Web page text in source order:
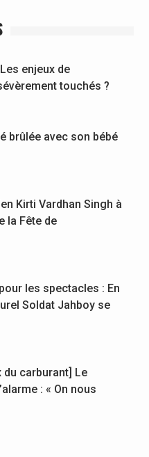
enjeux de
touchés ?
brûlée avec son bébé
Kirti Vardhan Singh à
la Fête de
les spectacles : En
Soldat Jahboy se
du carburant] Le
: « On nous